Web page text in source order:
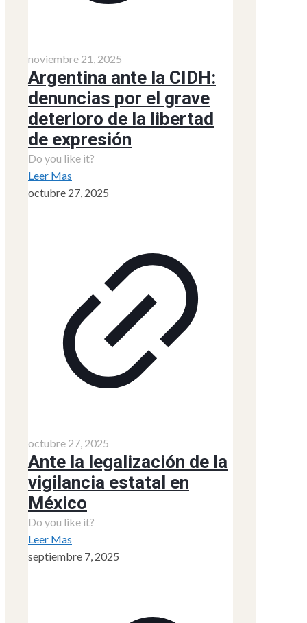
noviembre 21, 2025
Argentina ante la CIDH:
denuncias por el grave
deterioro de la libertad
de expresión
Do you like it?
Leer Mas
octubre 27, 2025
octubre 27, 2025
Ante la legalización de la
vigilancia estatal en
México
Do you like it?
Leer Mas
septiembre 7, 2025